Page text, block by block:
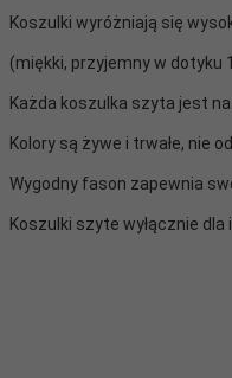
Koszulki wyróżniają się
(miękki, przyjemny w dotyku
Każda koszulka szyta jest
Kolory są żywe i trwałe, nie
Wygodny fason zapewnia
Koszulki szyte wyłącznie dla